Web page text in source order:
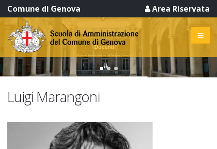
Comune di Genova Area Riservata
Docenti
Scuola di Amministrazione del Comune di Genova
Luigi Marangoni